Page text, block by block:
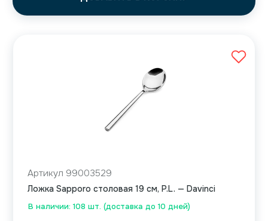
В наличии: 108 шт. (доставка до 10 дней)
Артикул 99003529
Ложка Sapporo столовая 19 см, P.L. — Davinci